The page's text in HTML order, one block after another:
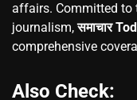
affairs. Committed to
journalism,समाचार
comprehensive
Also Check: